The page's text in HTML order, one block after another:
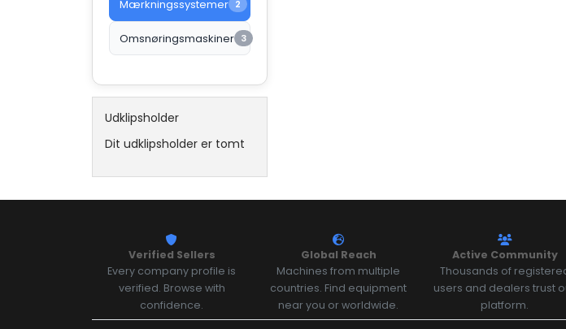
Mærkningssystemer 2
Omsnøringsmaskiner 3
Udklipsholder
Dit udklipsholder er tomt
Verified Sellers
Every company profile is
verified. Browse with
confidence.
Global Reach
Machines from multiple
countries. Find equipment
near you or worldwide.
Active Community
Thousands of
users and dealers trust
platform.